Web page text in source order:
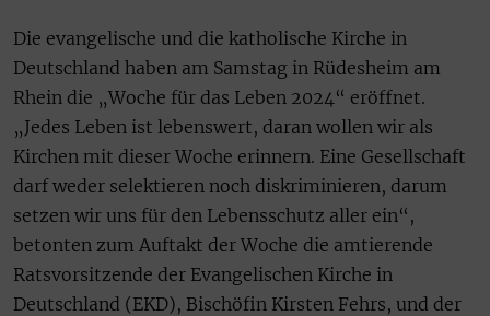
Die evangelische und die katholische Kirche in
Deutschland haben am Samstag in Rüdesheim am
Rhein die „Woche für das Leben 2024“ eröffnet.
„Jedes Leben ist lebenswert, daran wollen wir als
Kirchen mit dieser Woche erinnern. Eine Gesellschaft
darf weder selektieren noch diskriminieren, darum
setzen wir uns für den Lebensschutz aller ein“,
betonten zum Auftakt der Woche die amtierende
Ratsvorsitzende der Evangelischen Kirche in
Deutschland (EKD), Bischöfin Kirsten Fehrs, und der